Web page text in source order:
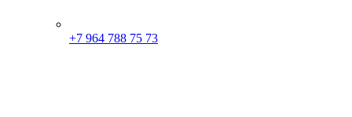
+7 964 788 75 73